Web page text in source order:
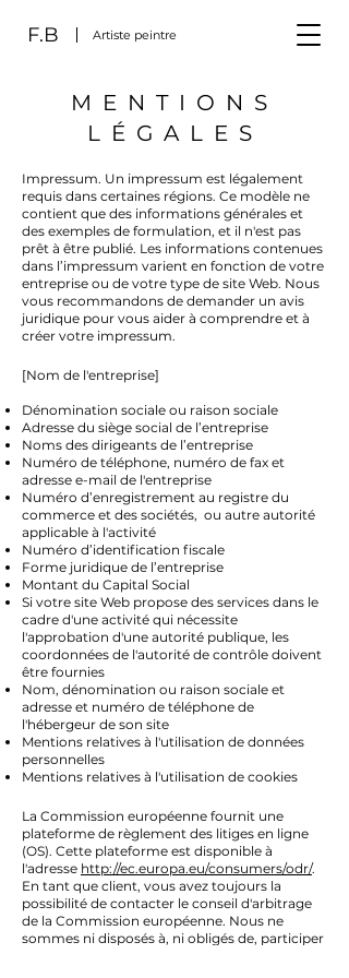
F.B Artiste peintre
MENTIONS
LÉGALES
Impressum. Un impressum est légalement
requis dans certaines régions. Ce modèle ne
contient que des informations générales et
des exemples de formulation, et il n'est pas
prêt à être publié. Les informations contenues
dans l’impressum varient en fonction de votre
entreprise ou de votre type de site Web. Nous
vous recommandons de demander un avis
juridique pour vous aider à comprendre et à
créer votre impressum.
[Nom de l'entreprise]
Dénomination sociale ou raison sociale
Adresse du siège social de l’entreprise
Noms des dirigeants de l’entreprise
Numéro de téléphone, numéro de fax et
adresse e-mail de l'entreprise
Numéro d’enregistrement au registre du
commerce et des sociétés, ou autre autorité
applicable à l'activité
Numéro d’identification fiscale
Forme juridique de l’entreprise
Montant du Capital Social
Si votre site Web propose des services dans le
cadre d'une activité qui nécessite
l'approbation d'une autorité publique, les
coordonnées de l'autorité de contrôle doivent
être fournies
Nom, dénomination ou raison sociale et
adresse et numéro de téléphone de
l'hébergeur de son site
Mentions relatives à l'utilisation de données
personnelles
Mentions relatives à l'utilisation de cookies
La Commission européenne fournit une
plateforme de règlement des litiges en ligne
(OS). Cette plateforme est disponible à
l'adresse http://ec.europa.eu/consumers/odr/.
En tant que client, vous avez toujours la
possibilité de contacter le conseil d'arbitrage
de la Commission européenne. Nous ne
sommes ni disposés à, ni obligés de, participer